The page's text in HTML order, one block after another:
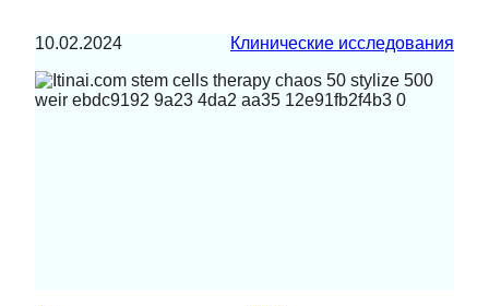
10.02.2024 Клинические исследования